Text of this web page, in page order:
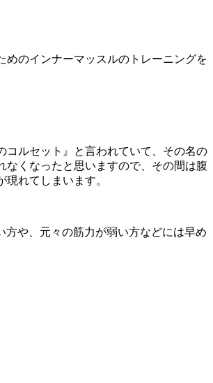
のインナーマッスルのトレーニングを
コルセット』と言われていて、その名の
くなったと思いますので、その間は腹
れてしまいます。
や、元々の筋力が弱い方などには早め